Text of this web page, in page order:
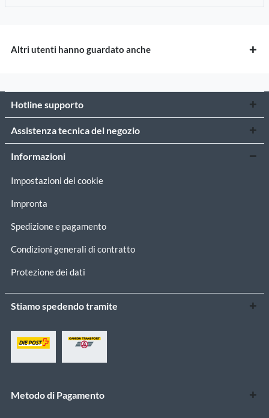
Altri utenti hanno guardato anche
Hotline supporto
Assistenza tecnica del negozio
Informazioni
Impostazioni dei cookie
Impronta
Spedizione e pagamento
Condizioni generali di contratto
Protezione dei dati
Stiamo spedendo tramite
Metodo di Pagamento